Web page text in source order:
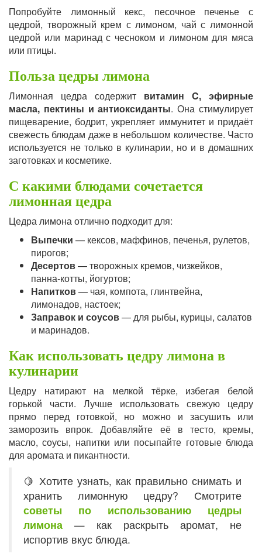
Попробуйте лимонный кекс, песочное печенье с
цедрой, творожный крем с лимоном, чай с лимонной
цедрой или маринад с чесноком и лимоном для мяса
или птицы.
Польза цедры лимона
Лимонная цедра содержит витамин C, эфирные
масла, пектины и антиоксиданты. Она стимулирует
пищеварение, бодрит, укрепляет иммунитет и придаёт
свежесть блюдам даже в небольшом количестве. Часто
используется не только в кулинарии, но и в домашних
заготовках и косметике.
С какими блюдами сочетается
лимонная цедра
Цедра лимона отлично подходит для:
Выпечки — кексов, маффинов, печенья, рулетов,
пирогов;
Десертов— творожных кремов, чизкейков,
панна-котты, йогуртов;
Напитков— чая, компота, глинтвейна,
лимонадов, настоек;
Заправок и соусов— для рыбы, курицы, салатов
и маринадов.
Как использовать цедру лимона в
кулинарии
Цедру натирают на мелкой тёрке, избегая белой
горькой части. Лучше использовать свежую цедру
прямо перед готовкой, но можно и засушить или
заморозить впрок. Добавляйте её в тесто, кремы,
масло, соусы, напитки или посыпайте готовые блюда
для аромата и пикантности.
🍋 Хотите узнать, как правильно снимать и
хранить лимонную цедру? Смотрите
советы по использованию цедры
лимона — как раскрыть аромат, не
испортив вкус блюда.